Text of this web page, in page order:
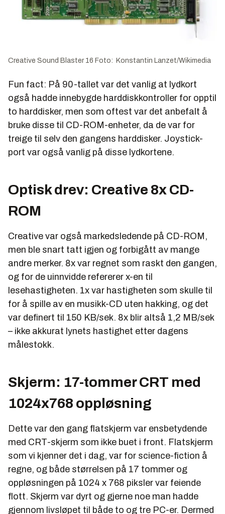
Creative Sound Blaster 16 Foto: Konstantin Lanzet/Wikimedia
Fun fact: På 90-tallet var det vanlig at lydkort
også hadde innebygde harddiskkontroller for opptil
to harddisker, men som oftest var det anbefalt å
bruke disse til CD-ROM-enheter, da de var for
treige til selv den gangens harddisker. Joystick-
port var også vanlig på disse lydkortene.
Optisk drev: Creative 8x CD-
ROM
Creative var også markedsledende på CD-ROM,
men ble snart tatt igjen og forbigått av mange
andre merker. 8x var regnet som raskt den gangen,
og for de uinnvidde refererer x-en til
lesehastigheten. 1x var hastigheten som skulle til
for å spille av en musikk-CD uten hakking, og det
var definert til 150 KB/sek. 8x blir altså 1,2 MB/sek
– ikke akkurat lynets hastighet etter dagens
målestokk.
Skjerm: 17-tommer CRT med
1024x768 oppløsning
Dette var den gang flatskjerm var ensbetydende
med CRT-skjerm som ikke buet i front. Flatskjerm
som vi kjenner det i dag, var for science-fiction å
regne, og både størrelsen på 17 tommer og
oppløsningen på 1024 x 768 piksler var feiende
flott. Skjerm var dyrt og gjerne noe man hadde
gjennom livsløpet til både to og tre PC-er. Dermed